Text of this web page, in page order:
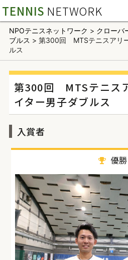
TENNIS NETWORK
NPOテニスネットワーク > クローバ
ブルス > 第300回 MTSテニスアリ
ルス
第300回 MTSテニス
イター男子ダブルス
入賞者
優勝